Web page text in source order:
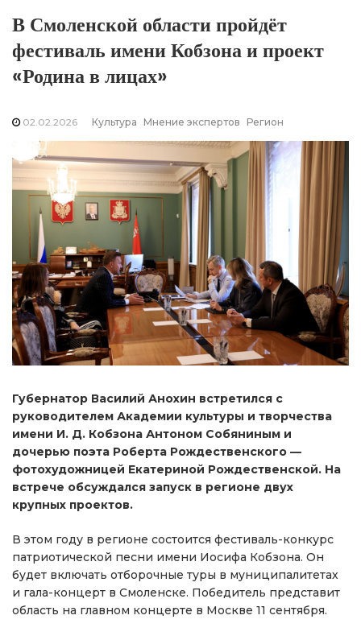
В Смоленской области пройдёт
фестиваль имени Кобзона и проект
«Родина в лицах»
02.02.2026 Культура Мнение экспертов Регион
Губернатор Василий Анохин встретился с
руководителем Академии культуры и творчества
имени И. Д. Кобзона Антоном Собяниным и
дочерью поэта Роберта Рождественского —
фотохудожницей Екатериной Рождественской. На
встрече обсуждался запуск в регионе двух
крупных проектов.
В этом году в регионе состоится фестиваль-конкурс
патриотической песни имени Иосифа Кобзона. Он
будет включать отборочные туры в муниципалитетах
и гала-концерт в Смоленске. Победитель представит
область на главном концерте в Москве 11 сентября.